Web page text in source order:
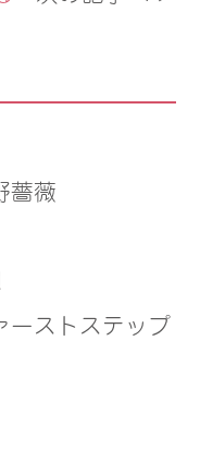
薔薇
ーストステップ